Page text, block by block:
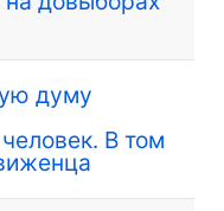
думу
В том